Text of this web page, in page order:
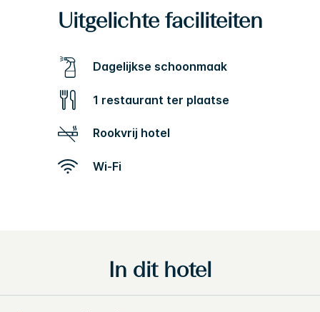
Uitgelichte faciliteiten
Dagelijkse schoonmaak
1 restaurant ter plaatse
Rookvrij hotel
Wi-Fi
In dit hotel